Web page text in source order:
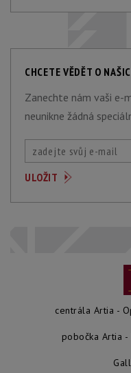
CHCETE VĚDĚT O
Zanechte nám vaši e-
neunikne žádná
centrála Artia -
pobočka Artia